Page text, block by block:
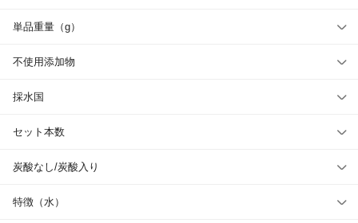
単品重量（g）
不使用添加物
採水国
セット本数
炭酸なし/炭酸入り
特徴（水）